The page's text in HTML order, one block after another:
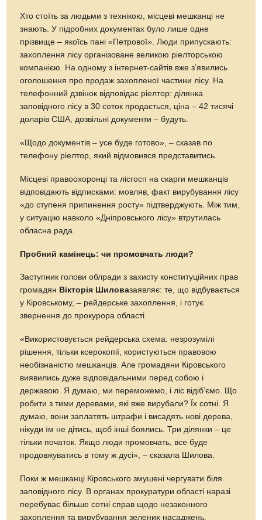
Хто стоїть за людьми з технікою, місцеві мешканці не
знають. У підробних документах було лише одне
прізвище – якоїсь пані «Петрової». Люди припускають:
захоплення лісу організоване великою ріелторською
компанією. На одному з інтернет-сайтів вже з’явились
оголошення про продаж захопленої частини лісу. На
телефонний дзвінок відповідає ріелтор: ділянка
заповідного лісу в 30 соток продається, ціна – 42 тисячі
доларів США, дозвільні документи – будуть.
«Щодо документів – усе буде готово», – сказав по
телефону ріелтор, який відмовився представитись.
Місцеві правоохоронці та лісгосп на скарги мешканців
відповідають відписками: мовляв, факт вирубування лісу
«до ступеня припинення росту» підтверджують. Між тим,
у ситуацію навколо «Дніпровського лісу» втрутилась
обласна рада.
Пробний камінець: чи промовчать люди?
Заступник голови облради з захисту конституційних прав
громадян Вікторія Шиловазаявляє: те, що відбувається
у Кіровському, – рейдерське захоплення, і готує
звернення до прокурора області.
«Використовується рейдерська схема: незрозумілі
рішення, тільки ксерокопії, користуються правовою
необізнаністю мешканців. Але громадяни Кіровського
виявились дуже відповідальними перед собою і
державою. Я думаю, ми переможемо, і ліс відіб’ємо. Що
робити з тими деревами, які вже вирубали? Їх сотні. Я
думаю, вони заплатять штрафи і висадять нові дерева,
нікуди їм не дітись, щоб інші боялись. Три ділянки – це
тільки початок. Якщо люди промовчать, все буде
продовжуватись в тому ж дусі», – сказала Шилова.
Поки ж мешканці Кіровського змушені чергувати біля
заповідного лісу. В органах прокуратури області наразі
перебуває більше сотні справ щодо незаконного
захоплення та вирубування зелених насаджень.